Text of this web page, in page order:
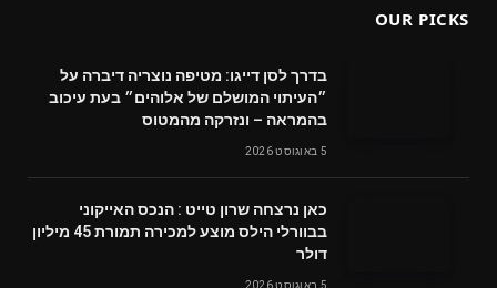
OUR PICKS
בדרך לסן דייגו: מטיפה נוצריה דיברה על
״העיתוי המושלם של אלוהים״ בעת עיכוב
בהמראה – ונזרקה מהמטוס
5 באוגוסט 2026
‬דולר
5 באוגוסט 2026